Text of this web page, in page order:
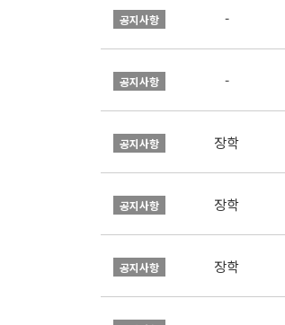
공지사항 -
공지사항 -
공지사항 장학
공지사항 장학
공지사항 장학